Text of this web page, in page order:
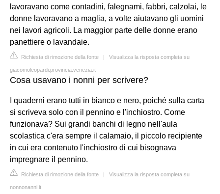
lavoravano come contadini, falegnami, fabbri, calzolai, le
donne lavoravano a maglia, a volte aiutavano gli uomini
nei lavori agricoli. La maggior parte delle donne erano
panettiere o lavandaie.
Richiesta di rimozione della fonte | Visualizza la risposta completa su
giacomoleopardi.provincia.venezia.it
Cosa usavano i nonni per scrivere?
I quaderni erano tutti in bianco e nero, poiché sulla carta
si scriveva solo con il pennino e l'inchiostro. Come
funzionava? Sui grandi banchi di legno nell'aula
scolastica c'era sempre il calamaio, il piccolo recipiente
in cui era contenuto l'inchiostro di cui bisognava
impregnare il pennino.
Richiesta di rimozione della fonte | Visualizza la risposta completa su
nonnonanni.it